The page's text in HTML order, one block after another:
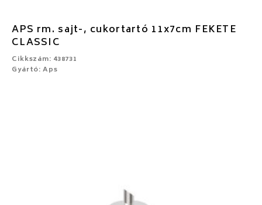
APS rm. sajt-, cukortartó 11x7cm FEKETE
CLASSIC
Cikkszám: 438731
Gyártó: Aps